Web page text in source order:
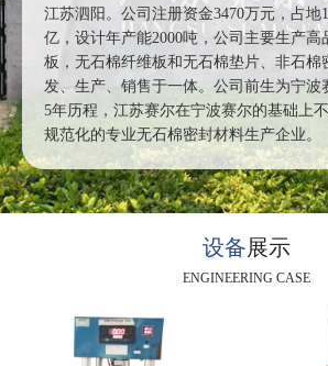
江苏泗阳。公司注册资金3470万元，占地
亿，设计年产能2000吨，公司主要生产高
板，无石棉纤维板和无石棉垫片、非石棉
发、生产、销售于一体。公司前生为宁波
5年历程，江苏赛尔在宁波赛尔的基础上
规范化的专业无石棉密封材料生产企业。
设备展示
ENGINEERING CASE